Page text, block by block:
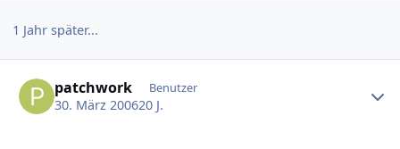
1 Jahr später...
patchwork Benutzer
30. März 200620 J.